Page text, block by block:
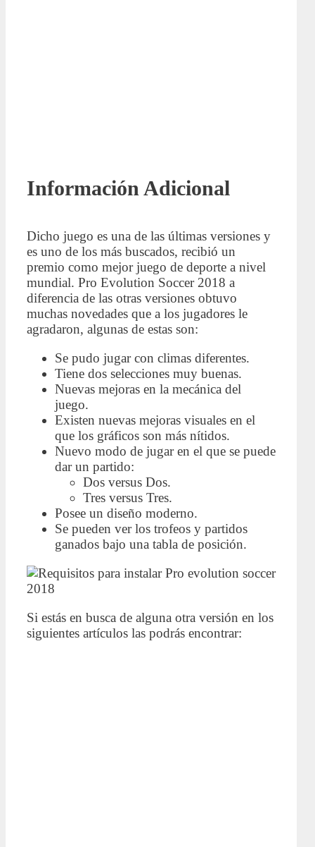
Información Adicional
Dicho juego es una de las últimas versiones y
es uno de los más buscados, recibió un
premio como mejor juego de deporte a nivel
mundial. Pro Evolution Soccer 2018 a
diferencia de las otras versiones obtuvo
muchas novedades que a los jugadores le
agradaron, algunas de estas son:
Se pudo jugar con climas diferentes.
Tiene dos selecciones muy buenas.
Nuevas mejoras en la mecánica del
juego.
Existen nuevas mejoras visuales en el
que los gráficos son más nítidos.
Nuevo modo de jugar en el que se puede
dar un partido:
Dos versus Dos.
Tres versus Tres.
Posee un diseño moderno.
Se pueden ver los trofeos y partidos
ganados bajo una tabla de posición.
Si estás en busca de alguna otra versión en los
siguientes artículos las podrás encontrar: